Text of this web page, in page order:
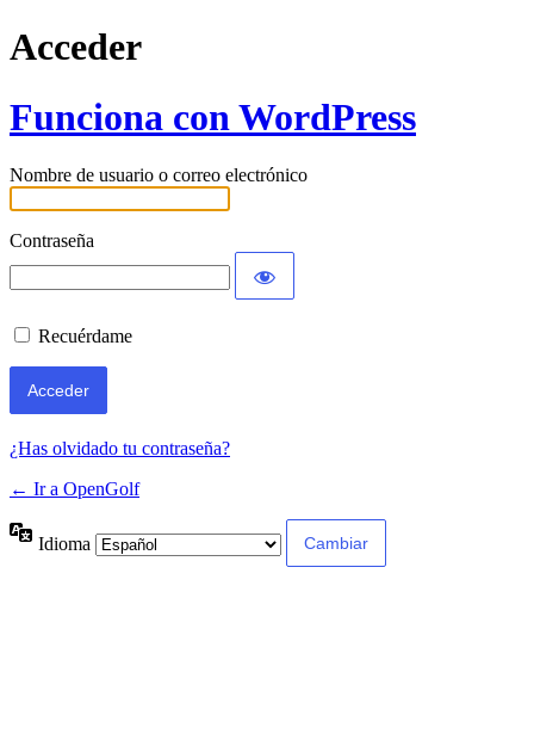
Acceder
Funciona con WordPress
Nombre de usuario o correo electrónico
Contraseña
Recuérdame
¿Has olvidado tu contraseña?
← Ir a OpenGolf
Idioma